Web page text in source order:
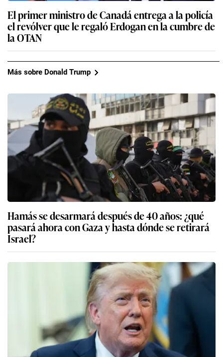
El primer ministro de Canadá entrega a la policía
el revólver que le regaló Erdogan en la cumbre de
la OTAN
Más sobre Donald Trump
Hamás se desarmará después de 40 años: ¿qué
pasará ahora con Gaza y hasta dónde se retirará
Israel?